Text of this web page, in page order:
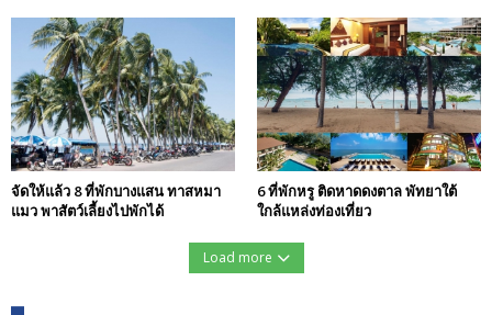
จัดให้แล้ว 8 ที่พักบางแสน ทาสหมา
แมว พาสัตว์เลี้ยงไปพักได้
6 ที่พักหรู ติดหาดดงตาล พัทยาใต้
ใกล้แหล่งท่องเที่ยว
Load more